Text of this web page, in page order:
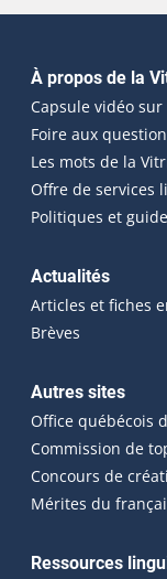
À propos de la
Capsule vidéo
Foire aux
Les mots de la
Offre de services
Politiques et
Actualités
Articles et fiches
Brèves
Autres sites
Office québécois
Commission de
Concours de
Mérites du
Ressources